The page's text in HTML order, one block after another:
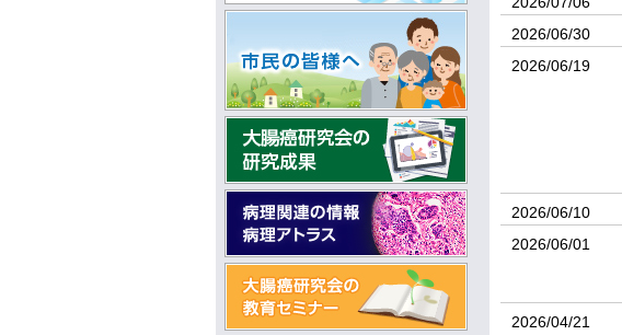
2026/06/30
2026/06/19
2026/06/10
2026/06/01
2026/04/21